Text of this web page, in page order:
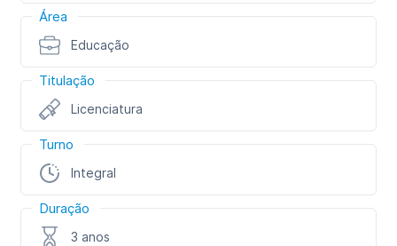
Área
Educação
Titulação
Licenciatura
Turno
Integral
Duração
3 anos